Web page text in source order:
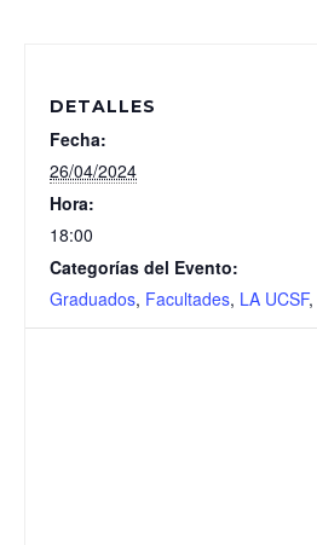
DETALLES
Fecha:
26/04/2024
Hora:
18:00
Categorías del Evento:
Graduados, Facultades, LA UCSF,